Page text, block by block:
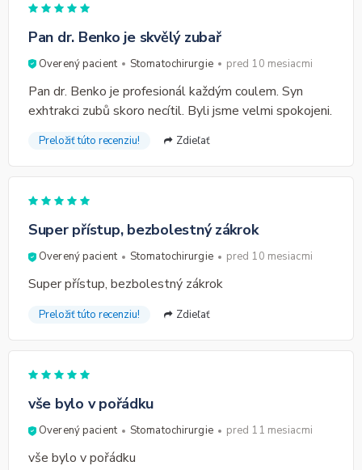
Pan dr. Benko je skvělý zubař
Overený pacient Stomatochirurgie pred 10 mesiacmi
Pan dr. Benko je profesionál každým coulem. Syn
exhtrakci zubů skoro necítil. Byli jsme velmi spokojeni.
Preložiť túto recenziu! Zdieľať
Super přístup, bezbolestný zákrok
Overený pacient Stomatochirurgie pred 10 mesiacmi
Super přístup, bezbolestný zákrok
Preložiť túto recenziu! Zdieľať
vše bylo v pořádku
Overený pacient Stomatochirurgie pred 11 mesiacmi
vše bylo v pořádku